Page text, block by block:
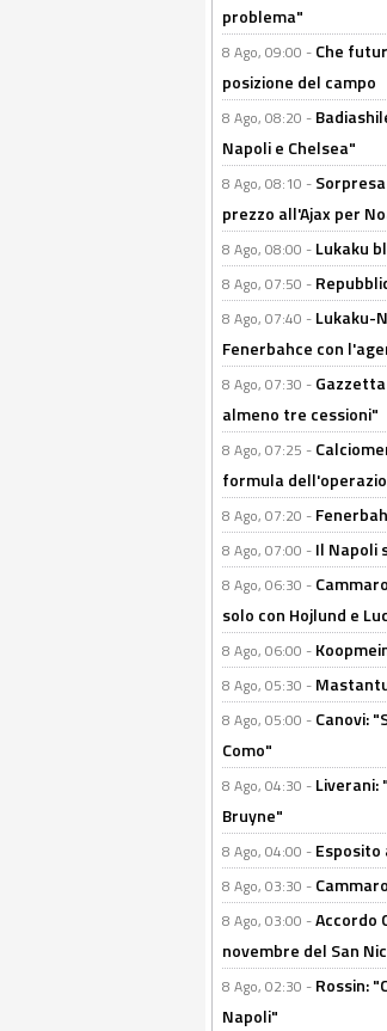
problema"
8 Ago, 09:00 - Che
posizione del campo
8 Ago, 08:20 -
Napoli e Chelsea"
8 Ago, 08:10 -
prezzo all'Ajax per
8 Ago, 08:00 - Lukaku
8 Ago, 07:50 -
8 Ago, 07:40 - Lukaku-
Fenerbahce con
8 Ago, 07:30 -
almeno tre cessioni"
8 Ago, 07:25 -
formula
8 Ago, 07:20 -
8 Ago, 07:00 - Il Napoli
8 Ago, 06:30 -
solo con Hojlund e
8 Ago, 06:00 -
8 Ago, 05:30 -
8 Ago, 05:00 - Canovi:
Como"
8 Ago, 04:30 - Liverani:
Bruyne"
8 Ago, 04:00 -
8 Ago, 03:30 -
8 Ago, 03:00 -Accordo
novembre del San
8 Ago, 02:30 - Rossin:
Napoli"